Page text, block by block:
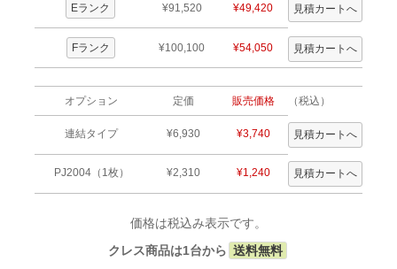
Eランク ¥91,520 ¥49,420
Fランク ¥100,100 ¥54,050
オプション 定価 販売価格 （税込）
連結タイプ ¥6,930 ¥3,740
PJ2004（1枚） ¥2,310 ¥1,240
価格は税込み表示です。
クレス商品は1台から 送料無料